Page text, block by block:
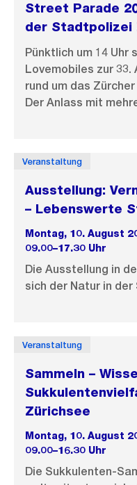
Street Parade
der Stadtpolizei
Pünktlich um 14 Uhr
Lovemobiles zur
rund um das
Der Anlass mit
Veranstaltung
Ausstellung:
– Lebenswerte
Montag, 10. August
09.00–17.30 Uhr
Die Ausstellung in
sich der Natur in der
Veranstaltung
Sammeln –
Zürichsee
Montag, 10. August
09.00–16.30 Uhr
Die Sukkulenten-